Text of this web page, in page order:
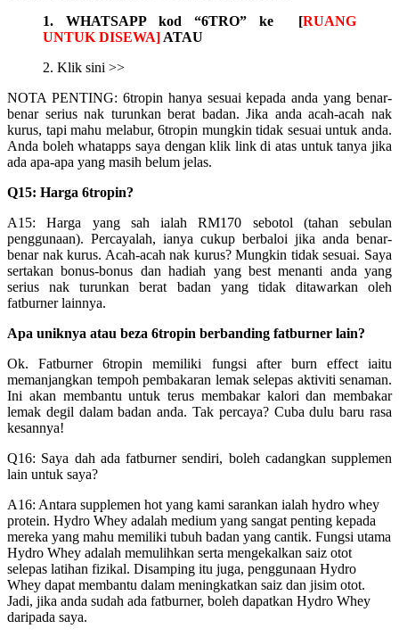
1. WHATSAPP kod “6TRO” ke [RUANG
UNTUK DISEWA] ATAU
2. Klik sini >>
NOTA PENTING: 6tropin hanya sesuai kepada anda yang benar-
benar serius nak turunkan berat badan. Jika anda acah-acah nak
kurus, tapi mahu melabur, 6tropin mungkin tidak sesuai untuk anda.
Anda boleh whatapps saya dengan klik link di atas untuk tanya jika
ada apa-apa yang masih belum jelas.
Q15: Harga 6tropin?
A15: Harga yang sah ialah RM170 sebotol (tahan sebulan
penggunaan). Percayalah, ianya cukup berbaloi jika anda benar-
benar nak kurus. Acah-acah nak kurus? Mungkin tidak sesuai. Saya
sertakan bonus-bonus dan hadiah yang best menanti anda yang
serius nak turunkan berat badan yang tidak ditawarkan oleh
fatburner lainnya.
Apa uniknya atau beza 6tropin berbanding fatburner lain?
Ok. Fatburner 6tropin memiliki fungsi after burn effect iaitu
memanjangkan tempoh pembakaran lemak selepas aktiviti senaman.
Ini akan membantu untuk terus membakar kalori dan membakar
lemak degil dalam badan anda. Tak percaya? Cuba dulu baru rasa
kesannya!
Q16: Saya dah ada fatburner sendiri, boleh cadangkan supplemen
lain untuk saya?
A16: Antara supplemen hot yang kami sarankan ialah hydro whey
protein. Hydro Whey adalah medium yang sangat penting kepada
mereka yang mahu memiliki tubuh badan yang cantik. Fungsi utama
Hydro Whey adalah memulihkan serta mengekalkan saiz otot
selepas latihan fizikal. Disamping itu juga, penggunaan Hydro
Whey dapat membantu dalam meningkatkan saiz dan jisim otot.
Jadi, jika anda sudah ada fatburner, boleh dapatkan Hydro Whey
daripada saya.